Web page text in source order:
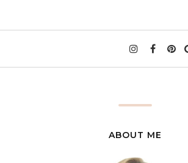
ABOUT ME